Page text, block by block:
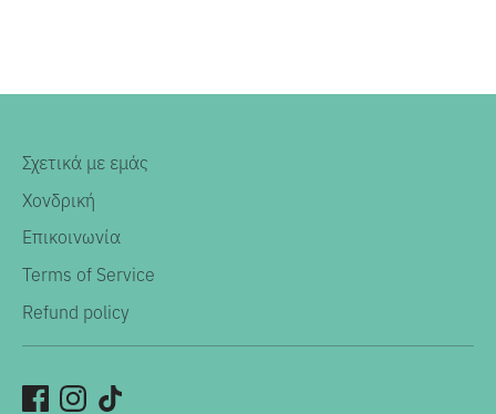
Σχετικά με εμάς
Χονδρική
Επικοινωνία
Terms of Service
Refund policy